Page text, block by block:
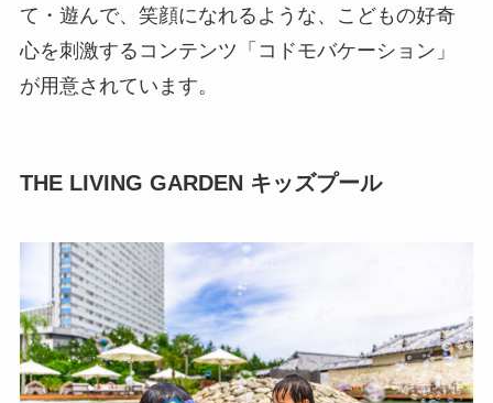
て・遊んで、笑顔になれるような、こどもの好奇
心を刺激するコンテンツ「コドモバケーション」
が用意されています。
THE LIVING GARDEN キッズプール